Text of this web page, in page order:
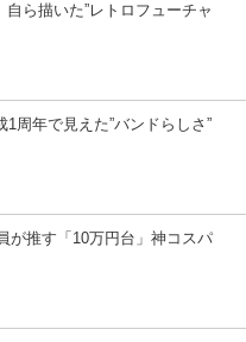
ら描いた”レトロフューチャ
周年で見えた”バンドらしさ”
が推す「10万円台」神コスパ